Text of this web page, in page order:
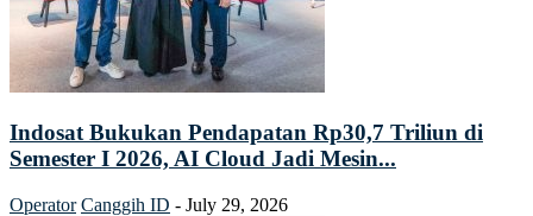
Indosat Bukukan Pendapatan Rp30,7 Triliun di
Semester I 2026, AI Cloud Jadi Mesin...
Operator Canggih ID - July 29, 2026